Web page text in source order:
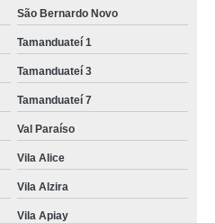
São Bernardo Novo
Tamanduateí 1
Tamanduateí 3
Tamanduateí 7
Val Paraíso
Vila Alice
Vila Alzira
Vila Apiay